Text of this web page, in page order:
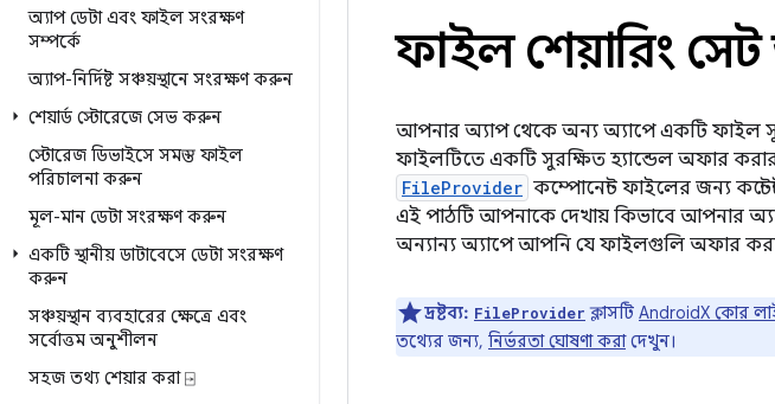
অ্যাপ ডেটা এবং ফাইল সংরক্ষণ
সম্পর্কে
অ্যাপ-নির্দিষ্ট সঞ্চয়স্থানে সংরক্ষণ করুন
শেয়ার্ড স্টোরেজে সেভ করুন
স্টোরেজ ডিভাইসে সমস্ত ফাইল
পরিচালনা করুন
মূল-মান ডেটা সংরক্ষণ করুন
একটি স্থানীয় ডাটাবেসে ডেটা সংরক্ষণ
করুন
সঞ্চয়স্থান ব্যবহারের ক্ষেত্রে এবং
সর্বোত্তম অনুশীলন
সহজ তথ্য শেয়ার করা ⍈
ফাইল শেয়ারিং
আপনার অ্যাপ থেকে অন্য অ্যাপে একটি ফাইল
ফাইলটিতে একটি সুরক্ষিত হ্যান্ডেল অফার
FileProvider কম্পোনেন্ট ফাইলের জন্য
এই পাঠটি আপনাকে দেখায় কিভাবে আপনার
অন্যান্য অ্যাপে আপনি যে ফাইলগুলি অফার করতে
দ্রষ্টব্য: FileProvider ক্লাসটি AndroidX কোর
তথ্যের জন্য, নির্ভরতা ঘোষণা করাদেখুন।